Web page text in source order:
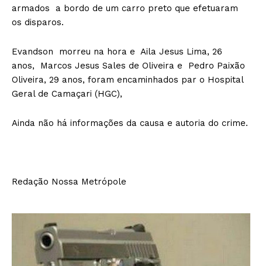
armados a bordo de um carro preto que efetuaram
os disparos.
Evandson morreu na hora e Aila Jesus Lima, 26
anos, Marcos Jesus Sales de Oliveira e Pedro Paixão
Oliveira, 29 anos, foram encaminhados par o Hospital
Geral de Camaçari (HGC),
Ainda não há informações da causa e autoria do crime.
Redação Nossa Metrópole